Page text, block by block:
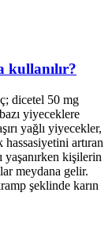
kullanılır?
dicetel 50 mg
yiyeceklere
yağlı yiyecekler,
artıran
yaşanırken kişilerin
meydana gelir.
şeklinde karın